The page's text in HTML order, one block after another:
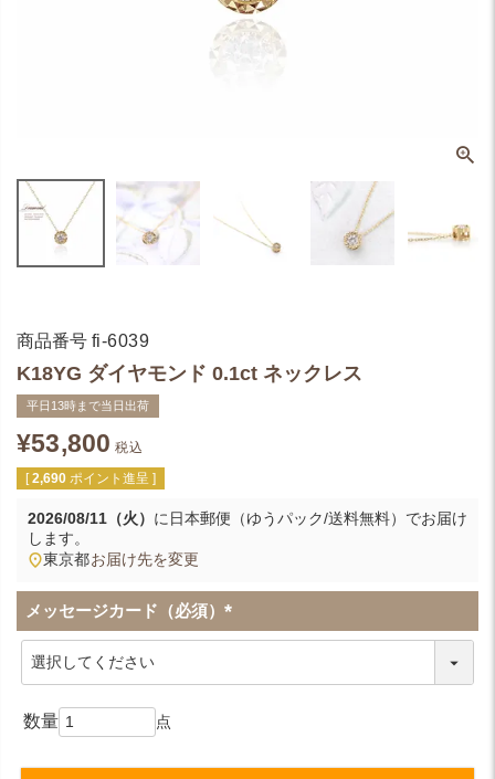
商品番号 fi-6039
K18YG ダイヤモンド 0.1ct ネックレス
平日13時まで当日出荷
¥53,800 税込
[ 2,690 ポイント進呈 ]
2026/08/11（火） に 日本郵便（ゆうパック/送料無料） でお届け
します。
東京都お届け先を変更
メッセージカード（必須）
(